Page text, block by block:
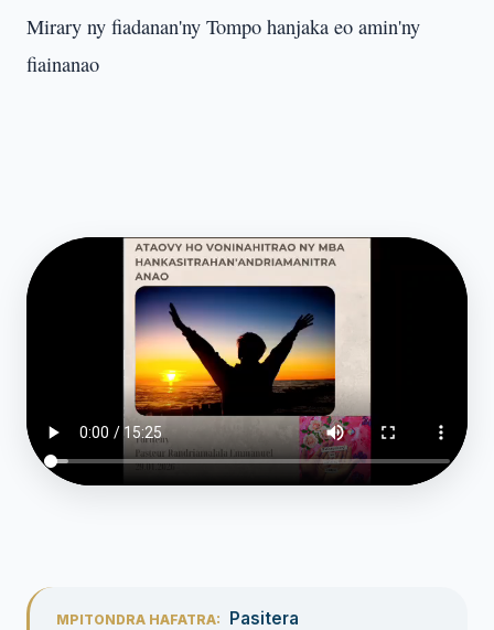
Mirary ny fiadanan'ny Tompo hanjaka eo amin'ny
fiainanao
MPITONDRA HAFATRA:
Pasitera